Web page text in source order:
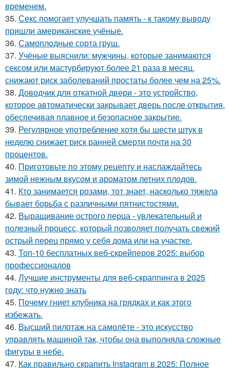
временем.
35. Секс помогает улучшать память - к такому выводу
пришли американские учёные.
36. Самоплoдные сорта грyш.
37. Учёные выяснили: мужчины, которые занимаются
сексом или мастурбируют более 21 раза в месяц,
снижают риск заболеваний простаты более чем на 25%.
38. Доводчик для откатной двери - это устройство,
которое автоматически закрывает дверь после открытия,
обеспечивая плавное и безопасное закрытие.
39. Регулярное употребление хотя бы шести штук в
неделю снижает риск ранней смерти почти на 30
процентов.
40. Приготовьте по этому рецепту и наслаждайтесь
зимой нежным вкусом и ароматом летних плодов.
41. Кто занимается розами, тот знает, насколько тяжела
бывает борьба с различными пятнистостями.
42. Выращивание острого перца - увлекательный и
полезный процесс, который позволяет получать свежий
острый перец прямо у себя дома или на участке.
43. Топ-10 бесплатных веб-скрейперов 2025: выбор
профессионалов
44. Лучшие инструменты для веб-скраппинга в 2025
году: что нужно знать
45. Почему гниет клубника на грядках и как этого
избежать.
46. Высший пилотаж на самолёте - это искусство
управлять машиной так, чтобы она выполняла сложные
фигуры в небе.
47. Как правильно скрапить Instagram в 2025: Полное